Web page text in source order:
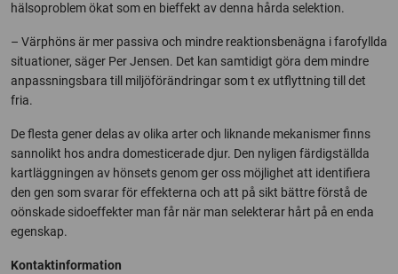
hälsoproblem ökat som en bieffekt av denna hårda selektion.
– Värphöns är mer passiva och mindre reaktionsbenägna i farofyllda
situationer, säger Per Jensen. Det kan samtidigt göra dem mindre
anpassningsbara till miljöförändringar som t ex utflyttning till det
fria.
De flesta gener delas av olika arter och liknande mekanismer finns
sannolikt hos andra domesticerade djur. Den nyligen färdigställda
kartläggningen av hönsets genom ger oss möjlighet att identifiera
den gen som svarar för effekterna och att på sikt bättre förstå de
oönskade sidoeffekter man får när man selekterar hårt på en enda
egenskap.
Kontaktinformation